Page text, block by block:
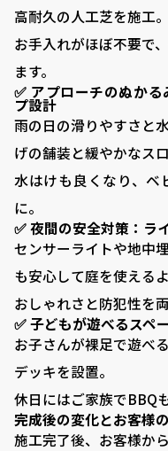
VISTA
-株式会
■ VISTA GARDENの
■ 庭がある暮らし：
■ 庭がある暮らし：
■ 外構プランニング
■ 料金シミュレーシ
■ 施工事例
■ お客様の声
高耐久の人工芝を施工。
お手入れがほぼ不要で
ます。
✅ アプローチのぬか
プ設計
雨の日の滑りやすさと
げの舗装と緩やかなス
水はけも良くなり、ベ
に。
✅ 夜間の安全対策：ラ
センサーライトや地中
も安心して庭を使えるよ
おしゃれさと防犯性を
✅ 子どもが遊べるスペ
お子さんが裸足で遊べ
デッキを設置。
休日にはご家族でBBQ
完成後の変化とお客様
施工完了後、お客様か